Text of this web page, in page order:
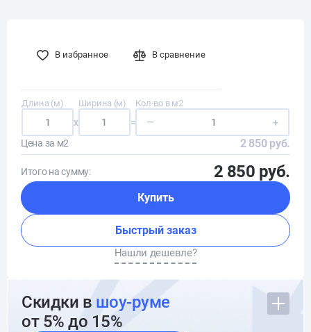
В избранное В сравнение
Длина (м)
x
Ширина (м)
=
Кол-во в м2
—
+
Цена за м2
2 850 руб.
Итого на сумму: 2 850 руб.
Купить
Быстрый заказ
Нашли дешевле?
Скидки в шоу-руме
от 5% до 15%